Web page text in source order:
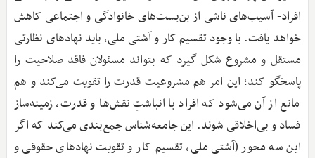
افراد- آسیب‌های ناشی از بن‌بست‌های خانوادگی و اجتماعی کاهش
خواهد یافت. با وجود تقسیم ‌کار و آشتی ملی، باید نهادهای نظارتی
مستقل و مشروع شکل گیرد که بتواند مسئولان فاقد صلاحیت را
پاسخگو کند؛ این امر هم مشروعیت قدرت را تقویت می‌کند و هم
مانع از آن می‌شود که افراد با انباشتِ نقش‌ها و قدرت، زمینه‌ساز
فساد و بی‌اخلاقی شوند. این جامعه‌شناس جمع‌بندی می‌کند که اگر
این سه محور (آشتی ملی، تقسیم‌ کار و تقویت نهادهای حقوقی و